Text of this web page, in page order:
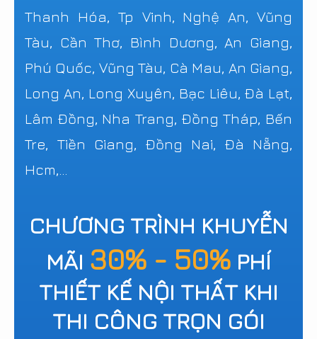
Thanh Hóa, Tp Vinh, Nghệ An, Vũng
Tàu, Cần Thơ, Bình Dương, An Giang,
Phú Quốc, Vũng Tàu, Cà Mau, An Giang,
Long An, Long Xuyên, Bạc Liêu, Đà Lạt,
Lâm Đồng, Nha Trang, Đồng Tháp, Bến
Tre, Tiền Giang, Đồng Nai, Đà Nẵng,
Hcm,...
CHƯƠNG TRÌNH KHUYỄN
MÃI 30% - 50% PHÍ
THIẾT KẾ NỘI THẤT KHI
THI CÔNG TRỌN GÓI